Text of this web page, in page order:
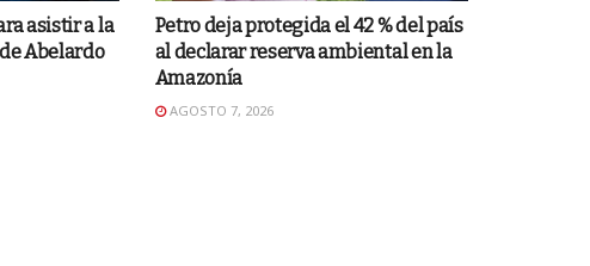
asistir a la
Abelardo
Petro deja protegida el 42 % del país
al declarar reserva ambiental en la
Amazonía
AGOSTO 7, 2026